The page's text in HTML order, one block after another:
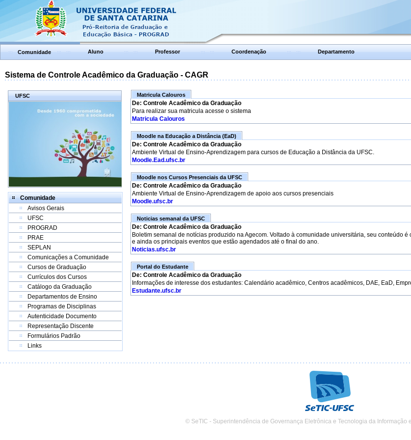
Comunidade Aluno Professor Coordenação Departamento
Sistema de Controle Acadêmico da Graduação - CAGR
UFSC
Comunidade
Avisos Gerais
UFSC
PROGRAD
PRAE
SEPLAN
Comunicações a Comunidade
Cursos de Graduação
Currículos dos Cursos
Catálogo da Graduação
Departamentos de Ensino
Programas de Disciplinas
Autenticidade Documento
Representação Discente
Formulários Padrão
Links
Matricula Calouros
De: Controle Acadêmico da Graduação
Para realizar sua matricula acesse o sistema
Matricula Calouros
Moodle na Educação a Distância (EaD)
De: Controle Acadêmico da Graduação
Ambiente Virtual de Ensino-Aprendizagem para cursos de Educação a Distância da UFSC.
Moodle.Ead.ufsc.br
Moodle nos Cursos Presenciais da UFSC
De: Controle Acadêmico da Graduação
Ambiente Virtual de Ensino-Aprendizagem de apoio aos cursos presenciais
Moodle.ufsc.br
Noticias semanal da UFSC
De: Controle Acadêmico da Graduação
Boletim semanal de notícias produzido na Agecom. Voltado à comunidade universitária, seu conteúdo
e ainda os principais eventos que estão agendados até o final do ano.
Noticias.ufsc.br
Portal do Estudante
De: Controle Acadêmico da Graduação
Informações de interesse dos estudantes: Calendário acadêmico, Centros acadêmicos, DAE, EaD,
Estudante.ufsc.br
© SeTIC - Superintendência de Governança Eletrônica e Tecnologia da Informação